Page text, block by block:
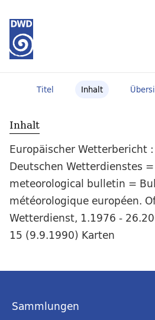
Titel Inhalt
Inhalt
Europäischer Wetterbericht
Deutschen Wetterdienstes
meteorological bulletin =
météorologique européen.
Wetterdienst, 1.1976 -
15 (9.9.1990) Karten
Sammlungen